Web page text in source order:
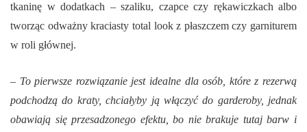
tkaninę w dodatkach – szaliku, czapce czy rękawiczkach albo
tworząc odważny kraciasty total look z płaszczem czy garniturem
w roli głównej.
– To pierwsze rozwiązanie jest idealne dla osób, które z rezerwą
podchodzą do kraty, chciałyby ją włączyć do garderoby, jednak
obawiają się przesadzonego efektu, bo nie brakuje tutaj barw i